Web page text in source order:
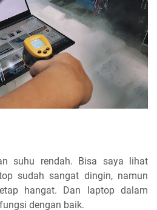
suhu rendah. Bisa saya lihat
sudah sangat dingin, namun
hangat. Dan laptop dalam
dengan baik.